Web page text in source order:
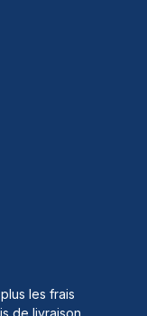
les frais